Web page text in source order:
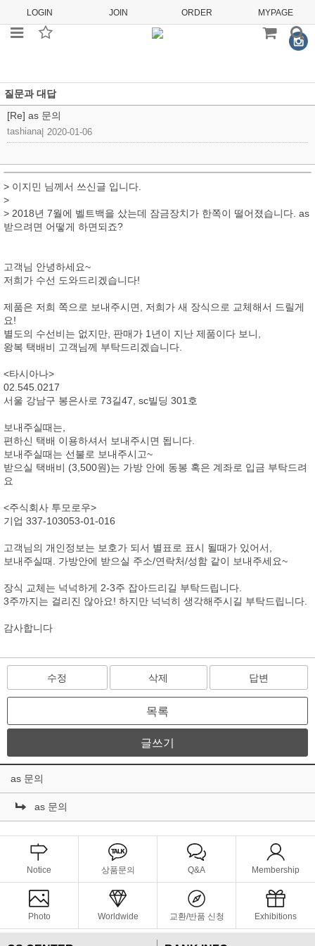
LOGIN JOIN ORDER MYPAGE
질문과 대답
[Re] as 문의
tashiana 2020-01-06
> 이지민 님께서 쓰신글 입니다.
>
> 2018년 7월에 벨트백을 샀는데 잠금장치가 한쪽이 떨어졌습니다. as
받으려면 어떻게 하면되죠?
고객님 안녕하세요~
저희가 수선 도와드리겠습니다!
제품은 저희 쪽으로 보내주시면, 저희가 새 장식으로 교체해서 드릴게
요!
별도의 수선비는 없지만, 판매가 1년이 지난 제품이다 보니,
왕복 택배비 고객님께 부탁드리겠습니다.
<타시아나>
02.545.0217
서울 강남구 봉은사로 73길47, sc빌딩 301호
보내주실때는,
편하신 택배 이용하셔서 보내주시면 됩니다.
보내주실때는 선불로 보내주시고~
받으실 택배비 (3,500원)는 가방 안에 동봉 혹은 계좌로 입금 부탁드려
요
<주식회사 투모로우>
기업 337-103053-01-016
고객님의 개인정보는 보호가 되서 별표로 표시 될때가 있어서,
보내주실때. 가방안에 받으실 주소/연락처/성함 같이 보내주세요~
장식 교체는 넉넉하게 2-3주 잡아드리길 부탁드립니다.
3주까지는 걸리진 않아요! 하지만 넉넉히 생각해주시길 부탁드립니다.
감사합니다
수정 삭제 답변
목록
글쓰기
as 문의
as 문의
Notice 상품문의 Q&A Membership
Photo Worldwide 교환/반품 신청 Exhibitions